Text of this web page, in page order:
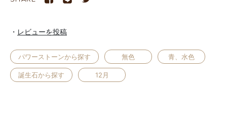
レビューを投稿
パワーストーンから探す 無色 青、水色
誕生石から探す 12月